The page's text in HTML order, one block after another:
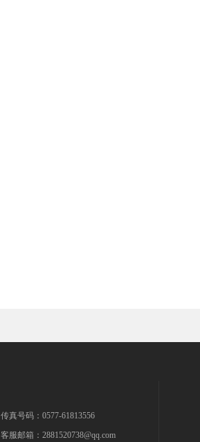
传真号码：0577-61813556
客服邮箱： 2881520738@qq.com